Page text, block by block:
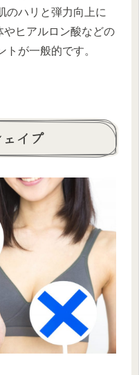
のハリと弾力向上に
ヒアルロン酸などの
が一般的です。
イプ